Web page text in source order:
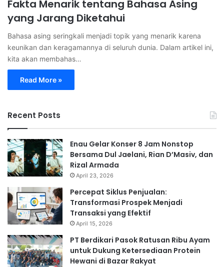
Fakta Menarik tentang Bahasa Asing
yang Jarang Diketahui
Bahasa asing seringkali menjadi topik yang menarik karena
keunikan dan keragamannya di seluruh dunia. Dalam artikel ini,
kita akan membahas…
Read More »
Recent Posts
Enau Gelar Konser 8 Jam Nonstop
Bersama Dul Jaelani, Rian D’Masiv, dan
Rizal Armada
April 23, 2026
Percepat Siklus Penjualan:
Transformasi Prospek Menjadi
Transaksi yang Efektif
April 15, 2026
PT Berdikari Pasok Ratusan Ribu Ayam
untuk Dukung Ketersediaan Protein
Hewani di Bazar Rakyat